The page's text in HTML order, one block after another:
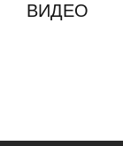
ВИДЕО